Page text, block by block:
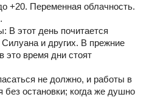
+20. Переменная облачность.
В этот день почитается
и других. В прежние
это время дни стоят
не должно, и работы в
без остановки; когда же душно